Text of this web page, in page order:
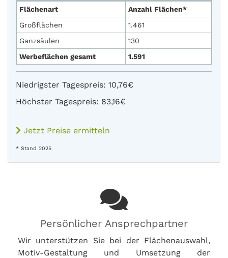
Flächenart
Anzahl Flächen*
Großflächen
1.461
Ganzsäulen
130
Werbeflächen gesamt
1.591
Niedrigster Tagespreis: 10,76€
Höchster Tagespreis: 83,16€
Jetzt Preise ermitteln
* Stand 2025
Persönlicher Ansprechpartner
Wir unterstützen Sie bei der Flächenauswahl,
Motiv-Gestaltung und Umsetzung der